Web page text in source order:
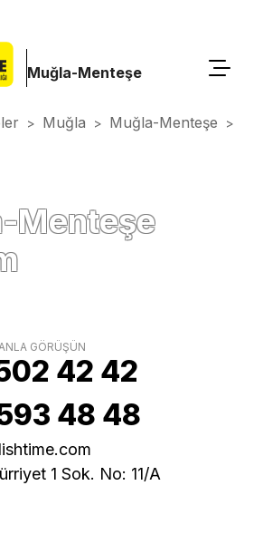
Muğla-Menteşe
> Muğla > Muğla-Menteşe >
Menteşe
GÖRÜŞÜN
42 42
48 48
1 Sok. No: 11/A